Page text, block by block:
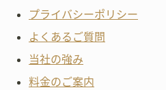
プライバシーポリシー
よくあるご質問
当社の強み
料金のご案内